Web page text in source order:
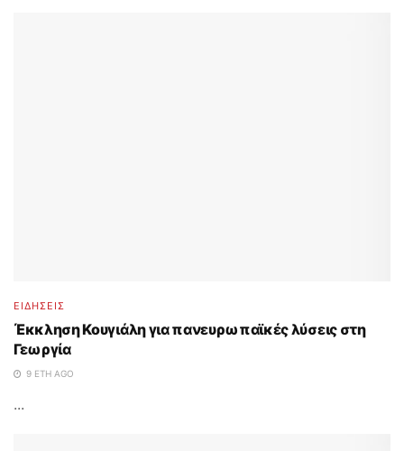
ΕΙΔΗΣΕΙΣ
Έκκληση Κουγιάλη για πανευρωπαϊκές λύσεις στη
Γεωργία
9 ΈΤΗ AGO
...